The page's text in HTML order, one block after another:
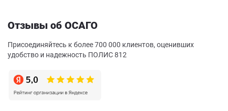
Отзывы об ОСАГО
Присоединяйтесь к более 700 000 клиентов, оценивших
удобство и надежность ПОЛИС 812